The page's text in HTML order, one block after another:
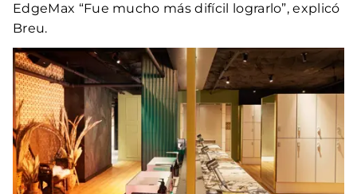
EdgeMax “Fue mucho más difícil lograrlo”, explicó
Breu.